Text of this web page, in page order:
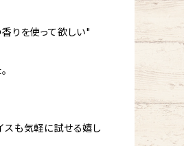
りを使って欲しい"
スも気軽に試せる嬉し